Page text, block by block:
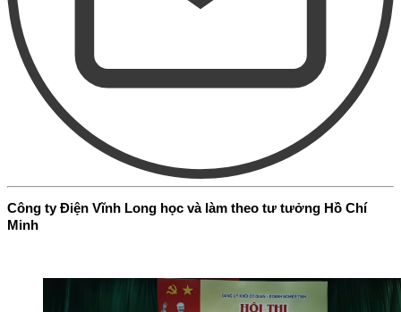
Công ty Điện Vĩnh Long học và làm theo tư tưởng Hồ Chí
Minh